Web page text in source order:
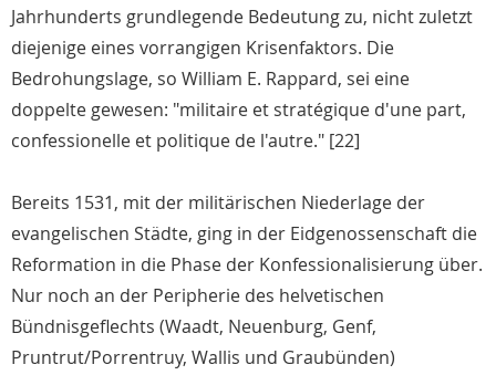
Jahrhunderts grundlegende Bedeutung zu, nicht zuletzt
diejenige eines vorrangigen Krisenfaktors. Die
Bedrohungslage, so William E. Rappard, sei eine
doppelte gewesen: "militaire et stratégique d'une part,
confessionelle et politique de l'autre." [22]
Bereits 1531, mit der militärischen Niederlage der
evangelischen Städte, ging in der Eidgenossenschaft die
Reformation in die Phase der Konfessionalisierung über.
Nur noch an der Peripherie des helvetischen
Bündnisgeflechts (Waadt, Neuenburg, Genf,
Pruntrut/Porrentruy, Wallis und Graubünden)